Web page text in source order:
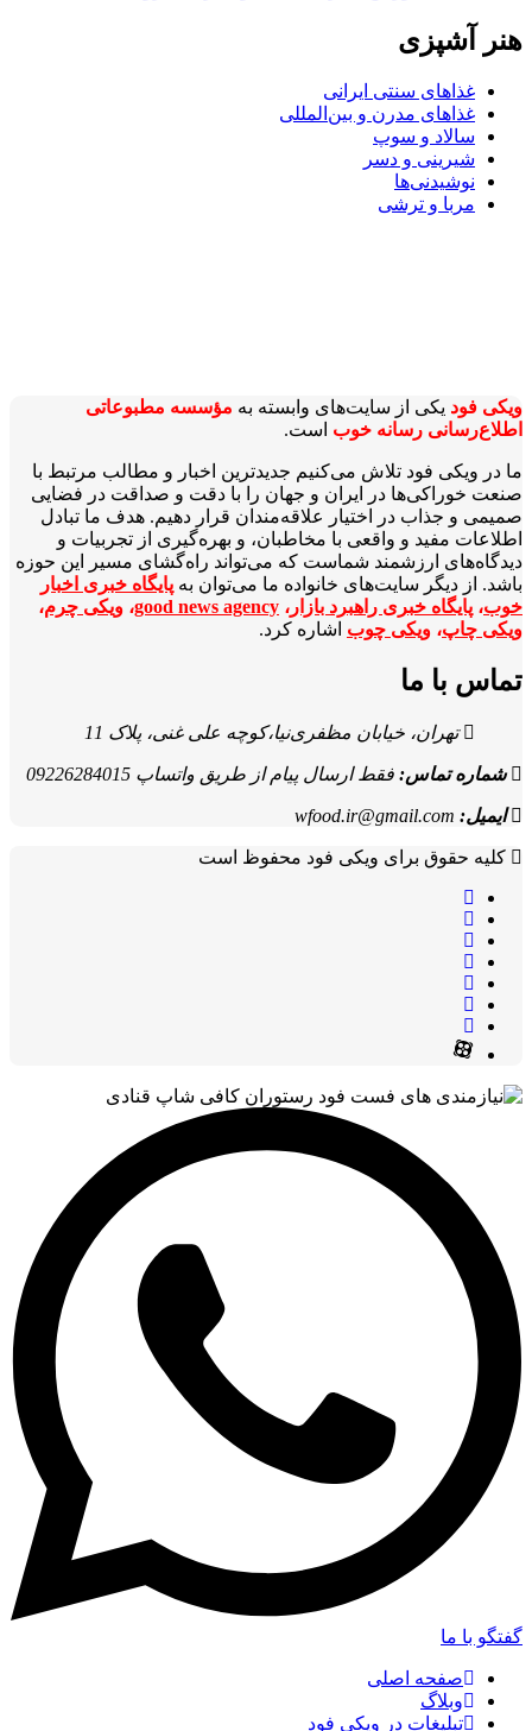
هنر آشپزی
غذاهای سنتی ایرانی
غذاهای مدرن و بین‌المللی
سالاد و سوپ
شیرینی و دسر
نوشیدنی‌ها
مربا و ترشی
ویکی‌ فود یکی از سایت‌های وابسته به مؤسسه مطبوعاتی
اطلاع‌رسانی رسانه خوب است.
ما در ویکی‌ فود تلاش می‌کنیم جدیدترین اخبار و مطالب مرتبط با
صنعت خوراکی‌ها در ایران و جهان را با دقت و صداقت در فضایی
صمیمی و جذاب در اختیار علاقه‌مندان قرار دهیم. هدف ما تبادل
اطلاعات مفید و واقعی با مخاطبان، و بهره‌گیری از تجربیات و
دیدگاه‌های ارزشمند شماست که می‌تواند راه‌گشای مسیر این حوزه
باشد. از دیگر سایت‌های خانواده ما می‌توان به پایگاه خبری اخبار
خوب، پایگاه خبری راهبرد بازار ، good news agency، ویکی چرم،
ویکی چاپ، ویکی چوب اشاره کرد.
تماس با ما
تهران، خیابان مظفری‌نیا،کوچه علی غنی، پلاک 11
شماره تماس: فقط ارسال پیام از طریق واتساپ 09226284015
ایمیل: wfood.ir@gmail.com
کلیه حقوق برای ویکی فود محفوظ است
گفتگو با ما
صفحه اصلی
وبلاگ
تبلیغات در ویکی فود